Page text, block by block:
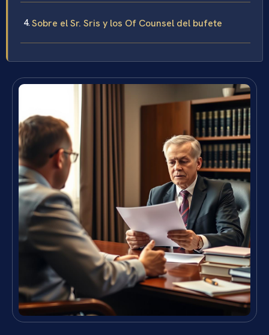
Sobre el Sr. Sris y los Of Counsel del bufete